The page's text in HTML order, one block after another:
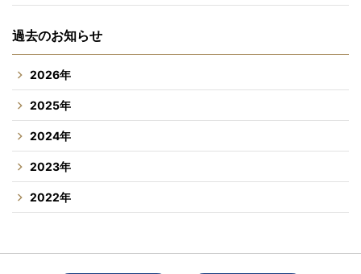
過去のお知らせ
2026年
2025年
2024年
2023年
2022年